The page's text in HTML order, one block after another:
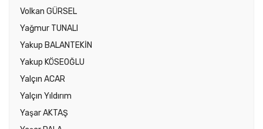
Volkan GÜRSEL
Yağmur TUNALI
Yakup BALANTEKİN
Yakup KÖSEOĞLU
Yalçın ACAR
Yalçın Yıldırım
Yaşar AKTAŞ